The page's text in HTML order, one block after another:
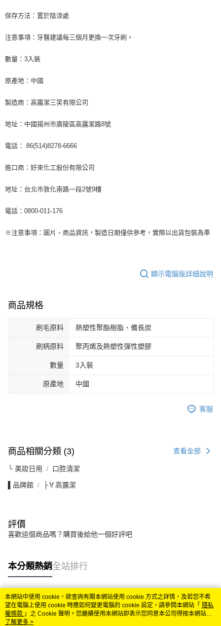
保存方法：置於陰涼處
注意事項：牙醫建議每三個月更換一次牙刷。
數量：3入裝
原產地：中國
製造商：高露潔三笑有限公司
地址：中國揚州市廣陵區高露潔路8號
電話： 86(514)8278-6666
進口商：好來化工股份有限公司
地址：台北市敦化南路一段2號9樓
電話：0800-011-176
※注意事項：圖片、商品資訊，製造日期僅供參考，實際以出貨包裝為準
顯示電腦版詳細說明
商品規格
刷毛原料 熱塑性聚酯樹脂、備長炭
刷柄原料 聚丙烯及熱塑性彈性塑膠
數量 3入裝
原產地 中國
客服
商品相關分類 (3) 查看全部
└ 美妝日用 口腔清潔
▌品牌館 ├🏅高露潔
評價
喜歡這個商品嗎？購買後給他一個好評吧
本分類熱銷全站排行
熱門標籤
本網站中使用 cookie，欲查詢有關本網站使用 cookie 方式之詳情，及若您不希
望在電腦上使用 cookie 時應如何變更電腦的 cookie 設定，請參閱本網站「 隱私
權條款 」之 Cookie 聲明。您繼續使用本網站即表示您同意本公司得按本網站使
用條款之 Cookie 聲明使用 cookie。
了解更多 >